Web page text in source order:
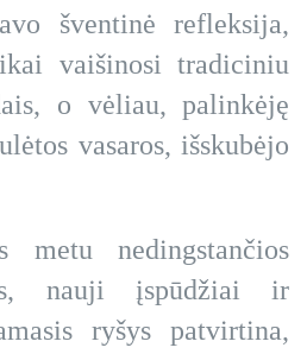
šventinė refleksija,
vaišinosi tradiciniu
o vėliau, palinkėję
vasaros, išskubėjo
metu nedingstančios
nauji įspūdžiai ir
ryšys patvirtina,